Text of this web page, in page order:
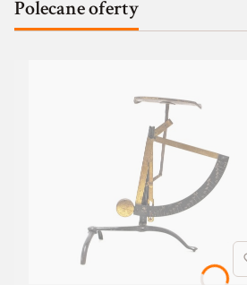
Polecane oferty